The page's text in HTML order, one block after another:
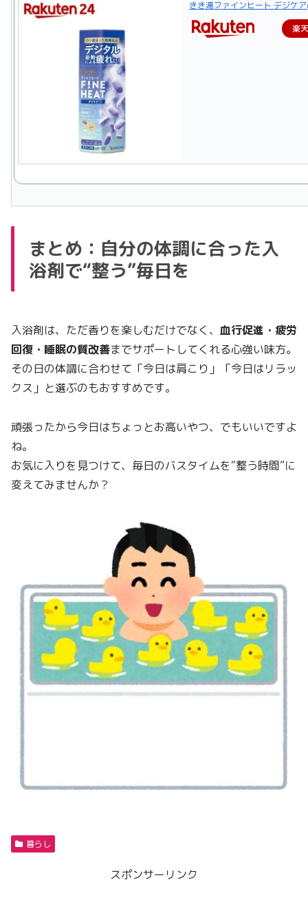
きき湯ファインヒート デジケ
楽
まとめ：自分の体調に合った入
浴剤で“整う”毎日を
入浴剤は、ただ香りを楽しむだけでなく、 血行促進・疲労
回復・睡眠の質改善までサポートしてくれる心強い味方。
その日の体調に合わせて「今日は肩こり」「今日はリラッ
クス」と選ぶのもおすすめです。
頑張ったから今日はちょっとお高いやつ、でもいいですよ
ね。
お気に入りを見つけて、毎日のバスタイムを“整う時間”に
変えてみませんか？
暮らし
スポンサーリンク